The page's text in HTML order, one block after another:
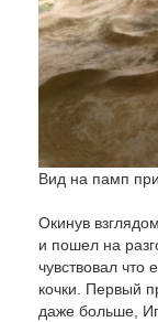
Вид на памп
Окинув
и пошел на
чувствовал что
кочки. Первый
даже больше,